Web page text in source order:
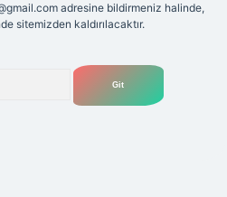
adresine bildirmeniz halinde,
sitemizden kaldırılacaktır.